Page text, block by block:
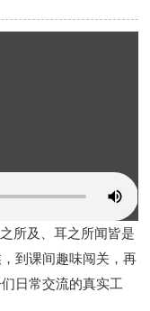
所及、耳之所闻皆是
到课间趣味闯关，再
日常交流的真实工